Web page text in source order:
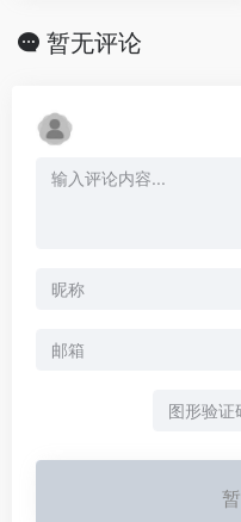
暂无评论